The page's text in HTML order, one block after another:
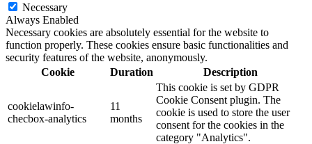
Necessary
Always Enabled
Necessary cookies are absolutely essential for the website to
function properly. These cookies ensure basic functionalities and
security features of the website, anonymously.
Cookie
Duration Description
cookielawinfo-
checbox-analytics
11
months
This cookie is set by GDPR
Cookie Consent plugin. The
cookie is used to store the user
consent for the cookies in the
category "Analytics".